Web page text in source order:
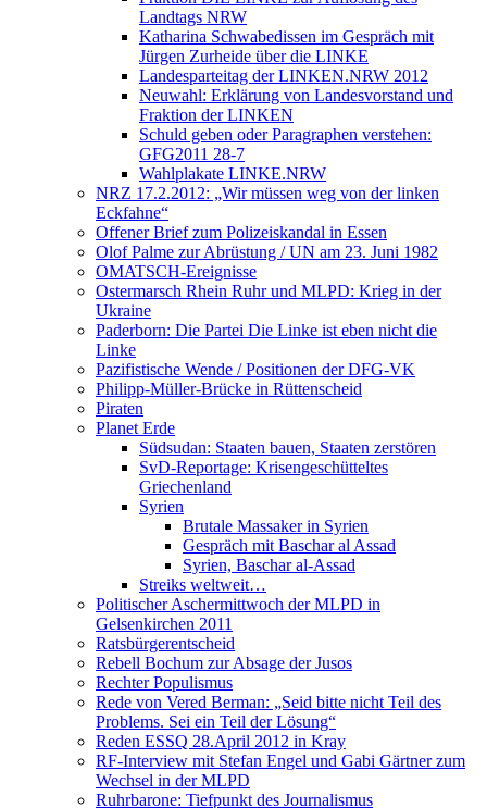
Landtags NRW
Katharina Schwabedissen im Gespräch mit
Jürgen Zurheide über die LINKE
Landesparteitag der LINKEN.NRW 2012
Neuwahl: Erklärung von Landesvorstand und
Fraktion der LINKEN
Schuld geben oder Paragraphen verstehen:
GFG2011 28-7
Wahlplakate LINKE.NRW
NRZ 17.2.2012: „Wir müssen weg von der linken
Eckfahne“
Offener Brief zum Polizeiskandal in Essen
Olof Palme zur Abrüstung / UN am 23. Juni 1982
OMATSCH-Ereignisse
Ostermarsch Rhein Ruhr und MLPD: Krieg in der
Ukraine
Paderborn: Die Partei Die Linke ist eben nicht die
Linke
Pazifistische Wende / Positionen der DFG-VK
Philipp-Müller-Brücke in Rüttenscheid
Piraten
Planet Erde
Südsudan: Staaten bauen, Staaten zerstören
SvD-Reportage: Krisengeschütteltes
Griechenland
Syrien
Brutale Massaker in Syrien
Gespräch mit Baschar al Assad
Syrien, Baschar al-Assad
Streiks weltweit…
Politischer Aschermittwoch der MLPD in
Gelsenkirchen 2011
Ratsbürgerentscheid
Rebell Bochum zur Absage der Jusos
Rechter Populismus
Rede von Vered Berman: „Seid bitte nicht Teil des
Problems. Sei ein Teil der Lösung“
Reden ESSQ 28.April 2012 in Kray
RF-Interview mit Stefan Engel und Gabi Gärtner zum
Wechsel in der MLPD
Ruhrbarone: Tiefpunkt des Journalismus